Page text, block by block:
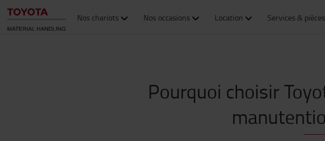
Nos chariots Nos occasions Location Services & pièces
Pourquoi choisir